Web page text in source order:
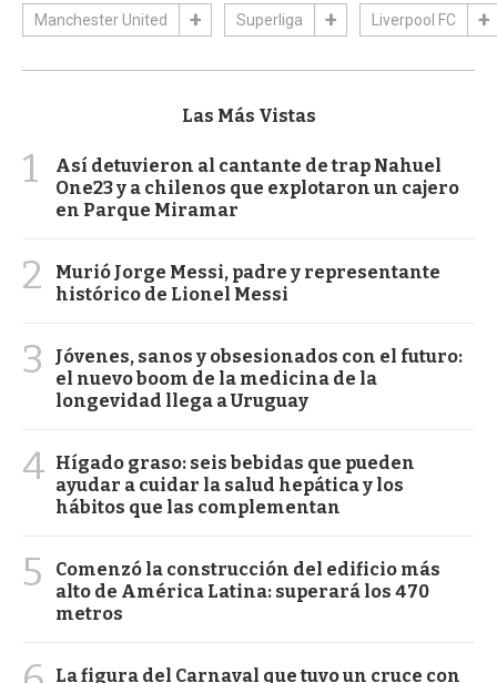
Manchester United Superliga Liverpool FC
Las Más Vistas
1
Así detuvieron al cantante de trap Nahuel
One23 y a chilenos que explotaron un cajero
en Parque Miramar
2
Murió Jorge Messi, padre y representante
histórico de Lionel Messi
3
Jóvenes, sanos y obsesionados con el futuro:
el nuevo boom de la medicina de la
longevidad llega a Uruguay
4 Hígado graso: seis bebidas que pueden
ayudar a cuidar la salud hepática y los
hábitos que las complementan
5
Comenzó la construcción del edificio más
alto de América Latina: superará los 470
metros
La figura del Carnaval que tuvo un cruce con